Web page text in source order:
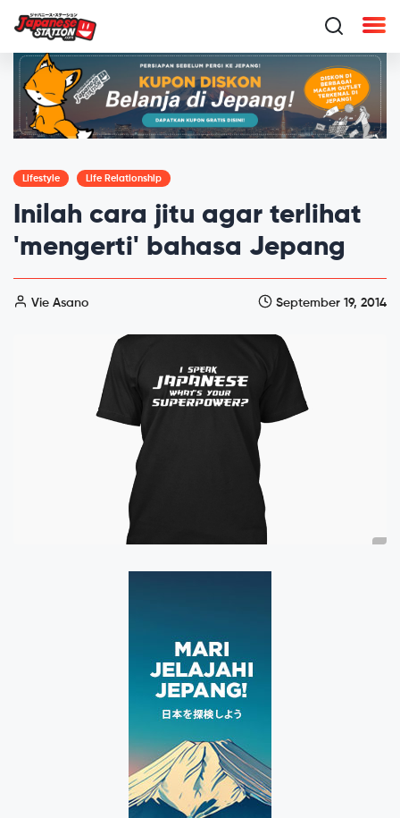
Lifestyle Life Relationship
Inilah cara jitu agar terlihat
'mengerti' bahasa Jepang
Vie Asano September 19, 2014